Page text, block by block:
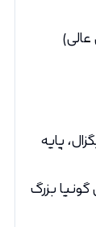
عالی)
پایه
بزرگ